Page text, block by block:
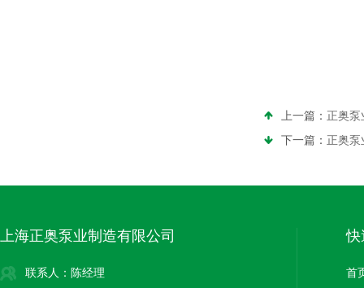
上一篇： 正奥泵
下一篇： 正奥泵
上海正奥泵业制造有限公司
联系人：陈经理
快
首